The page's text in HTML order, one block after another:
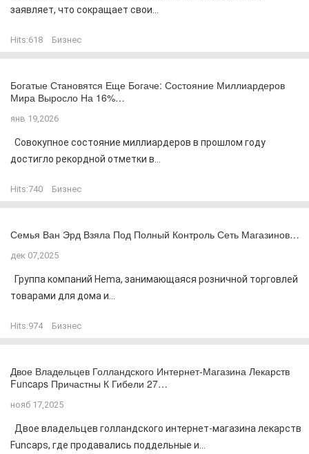
заявляет, что сокращает свои...
Hits:618 Бизнес
Богатые Становятся Еще Богаче: Состояние Миллиардеров
Мира Выросло На 16%…
янв 19,2026
Совокупное состояние миллиардеров в прошлом году
достигло рекордной отметки в...
Hits:740 Бизнес
Семья Ван Эрд Взяла Под Полный Контроль Сеть Магазинов…
дек 07,2025
Группа компаний Hema, занимающаяся розничной торговлей
товарами для дома и...
Hits:974 Бизнес
Двое Владельцев Голландского Интернет-Магазина Лекарств
Funcaps Причастны К Гибели 27…
нояб 17,2025
Двое владельцев голландского интернет-магазина лекарств
Funcaps, где продавались поддельные и...